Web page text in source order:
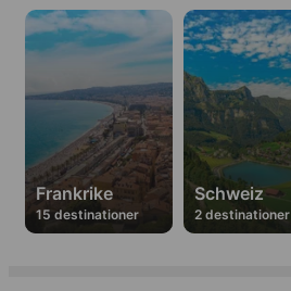
Frankrike
15 destinationer
Lär
dig
Franska
destinationer
Frankrike
Schweiz
2 destinationer
Lär
dig
Franska
i
2
destinationer
Schweiz